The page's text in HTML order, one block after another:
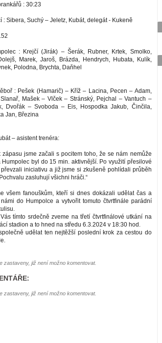
: 30:23
: Sibera, Suchý – Jeletz, Kubát, delegát - Kukeně
: Krejčí (Jirák) – Šerák, Rubner, Krtek, Smolko,
Marek, Jaroš, Brázda, Hendrych, Hubata, Kulík,
Polodna, Brychta, Daňhel
: Pešek (Hamarič) – Kříž – Lacina, Pecen – Adam,
Mašek – Vlček – Stránský, Pejchal – Vantuch –
Dvořák – Svoboda – Eis, Hospodka Jakub, Činčila,
Jan, Březina
– asistent trenéra:
zápasu jsme začali s pocitem toho, že se nám nemůže
Humpolec byl do 15 min. aktivnější. Po využití přesilové
převzali iniciativu a již jsme si zkušeně pohlídali průběh
zasluhují všichni hráči.“
všem fanouškům, kteří si dnes dokázali udělat čas a
do Humpolce a vytvořit tomuto čtvrtfinále parádní
tímto srdečně zveme na třetí čtvrtfinálové utkání na
stadion a to hned na středu 6.3.2024 v 18:30 hod.
udělat ten nejtěžší poslední krok za cestou do
zastaveny, již není možno komentovat.
zastaveny, již není možno komentovat.